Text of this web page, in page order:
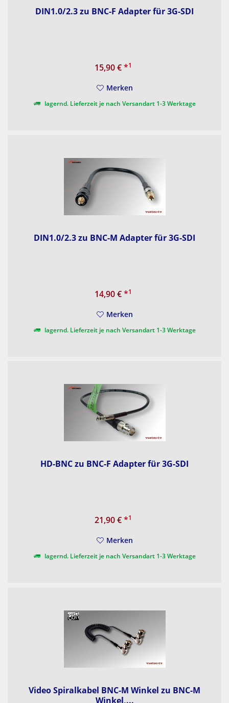
DIN1.0/2.3 zu BNC-F Adapter für 3G-SDI
15,90 €*1
Merken
lagernd. Lieferzeit je nach Versandart 1-3 Werktage
DIN1.0/2.3 zu BNC-M Adapter für 3G-SDI
14,90 €*1
Merken
lagernd. Lieferzeit je nach Versandart 1-3 Werktage
HD-BNC zu BNC-F Adapter für 3G-SDI
21,90 €*1
Merken
lagernd. Lieferzeit je nach Versandart 1-3 Werktage
Video Spiralkabel BNC-M Winkel zu BNC-M
Winkel,...